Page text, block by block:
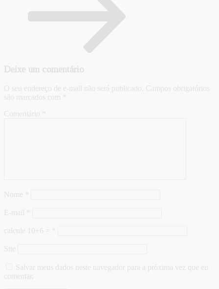
Deixe um comentário
O seu endereço de e-mail não será publicado. Campos obrigatórios
são marcados com
Comentário
Nome
E-mail
calcule 10+6 =
Site
Salvar meus dados neste navegador para a próxima vez que eu
comentar.